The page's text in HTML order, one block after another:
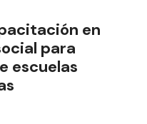
en
para
escuelas